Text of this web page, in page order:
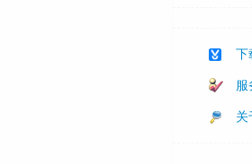
下
服
关